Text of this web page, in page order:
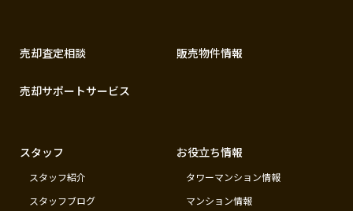
売却査定相談
売却サポートサービス
販売物件情報
スタッフ
スタッフ紹介
スタッフブログ
お役立ち情報
タワーマンション情報
マンション情報